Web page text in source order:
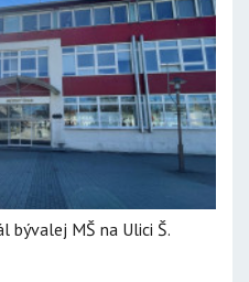
bývalej MŠ na Ulici Š.